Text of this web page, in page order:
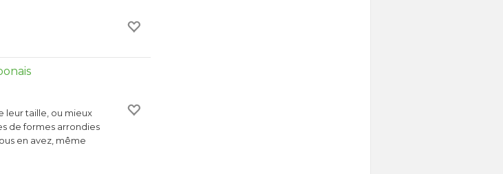
leur taille, ou mieux
de formes arrondies
en avez, même